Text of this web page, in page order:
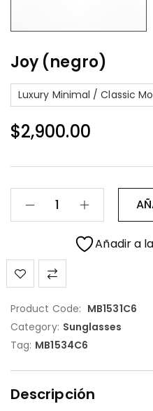
Joy (negro)
Luxury Minimal / Classic
$2,900.00
Añadir a
Product Code: MB1531C6
Category: Sunglasses
Tag: MB1534C6
Descripción